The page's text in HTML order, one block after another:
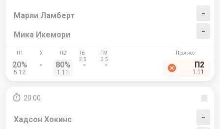
Марли Ламберт
-
-
Мика Икемори
20%
5.12
- 80%
1.11
- - П2
1.11
20:00
Хадсон Хокинс
-